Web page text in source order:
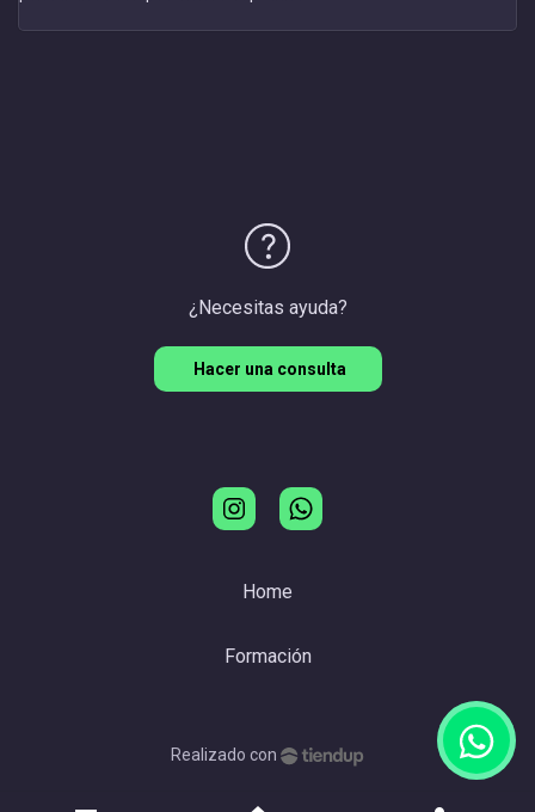
¿Necesitas ayuda?
Hacer una consulta
Home
Formación
Realizado con